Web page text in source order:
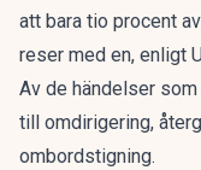
att bara tio procent
reser med en, enligt
Av de händelser
till omdirigering,
ombordstigning.